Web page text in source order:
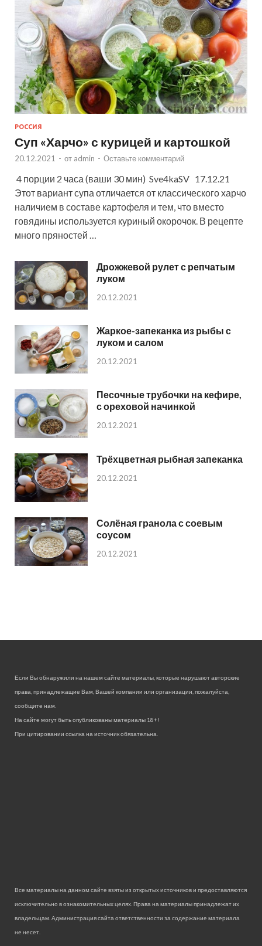
РОССИЯ
Суп «Харчо» с курицей и картошкой
20.12.2021 - от admin - Оставьте комментарий
4 порции 2 часа (ваши 30 мин) Sve4kaSV 17.12.21
Этот вариант супа отличается от классического харчо
наличием в составе картофеля и тем, что вместо
говядины используется куриный окорочок. В рецепте
много пряностей …
Дрожжевой рулет с репчатым
луком
20.12.2021
Жаркое-запеканка из рыбы с
луком и салом
20.12.2021
Песочные трубочки на кефире,
с ореховой начинкой
20.12.2021
Трёхцветная рыбная запеканка
20.12.2021
Солёная гранола с соевым
соусом
20.12.2021
Если Вы обнаружили на нашем сайте материалы, которые нарушают авторские
права, принадлежащие Вам, Вашей компании или организации, пожалуйста,
сообщите нам.
На сайте могут быть опубликованы материалы 18+!
При цитировании ссылка на источник обязательна.
Все материалы на данном сайте взяты из открытых источников и предоставляются
исключительно в ознакомительных целях. Права на материалы принадлежат их
владельцам. Администрация сайта ответственности за содержание материала
не несет.